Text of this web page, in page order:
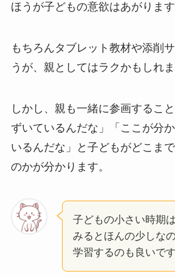
ほうが子どもの意欲はあがります
もちろんタブレット教材や添削
うが、親としてはラクかもしれま
しかし、親も一緒に参画するこ
ずいているんだな」「ここが分
いるんだな」と子どもがどこま
のかが分かります。
子どもの小さい時期
みるとほんの少しな
学習するのも良いで